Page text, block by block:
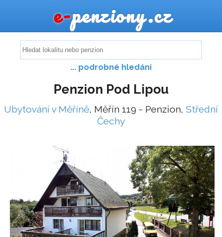
e-penziony.cz
... podrobné hledání
Penzion Pod Lipou
Ubytování v Měříně, Měřín 119 - Penzion, Střední
Čechy